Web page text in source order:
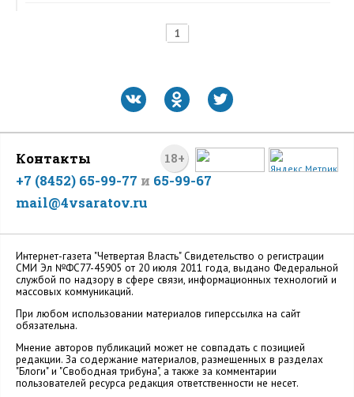
1
18+
Контакты
+7 (8452) 65-99-77 и 65-99-67
mail@4vsaratov.ru
Интернет-газета "Четвертая Власть" Cвидетельство о регистрации
СМИ Эл №ФС77-45905 от 20 июля 2011 года, выдано Федеральной
службой по надзору в сфере связи, информационных технологий и
массовых коммуникаций.
При любом использовании материалов гиперссылка на сайт
обязательна.
Мнение авторов публикаций может не совпадать с позицией
редакции. За содержание материалов, размещенных в разделах
"Блоги" и "Свободная трибуна", а также за комментарии
пользователей ресурса редакция ответственности не несет.